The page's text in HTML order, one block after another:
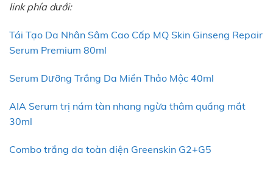
link phía dưới:
Tái Tạo Da Nhân Sâm Cao Cấp MQ Skin Ginseng Repair
Serum Premium 80ml
Serum Dưỡng Trắng Da Miền Thảo Mộc 40ml
AIA Serum trị nám tàn nhang ngừa thâm quầng mắt
30ml
Combo trắng da toàn diện Greenskin G2+G5